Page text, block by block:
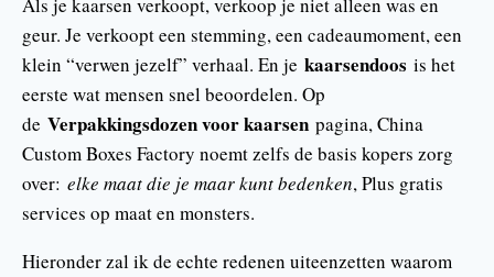
geur. Je verkoopt een stemming, een cadeaumoment, een
klein “verwen jezelf” verhaal. En je kaarsendoos is het
eerste wat mensen snel beoordelen. Op
de Verpakkingsdozen voor kaarsen pagina, China
Custom Boxes Factory noemt zelfs de basis kopers zorg
over: elke maat die je maar kunt bedenken, Plus gratis
services op maat en monsters.
Hieronder zal ik de echte redenen uiteenzetten waarom